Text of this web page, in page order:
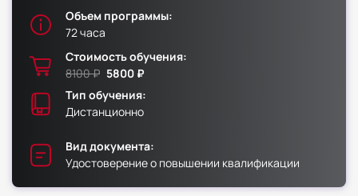
Факультет физической культуры и спорта
Юридический факультет
Факультет менеджмента и экономики
Факультет педагогики
Факультет психологии
Факультет рекламы и связей с общественностью
Факультет социальной работы
Объем программы:
72 часа
Стоимость обучения:
8100 ₽ 5800 ₽
Тип обучения:
Дистанционно
Вид документа:
Удостоверение о повышении квалификации